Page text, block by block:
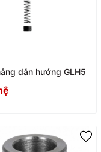
dẫn hướng GLH5